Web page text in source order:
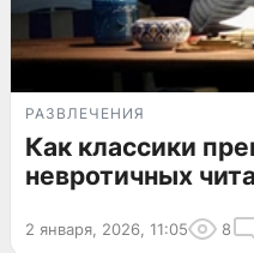
РАЗВЛЕЧЕНИЯ
Как классики
невротичных
2 января, 2026, 11:05 8